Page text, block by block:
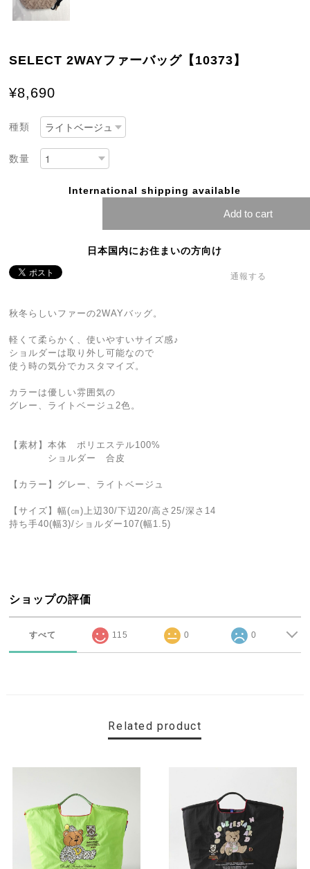
SELECT 2WAYファーバッグ【10373】
¥8,690
種類
数量
International shipping available
Add to cart
日本国内にお住まいの方向け
通報する
秋冬らしいファーの2WAYバッグ。
軽くて柔らかく、使いやすいサイズ感♪
ショルダーは取り外し可能なので
使う時の気分でカスタマイズ。
カラーは優しい雰囲気の
グレー、ライトベージュ2色。
【素材】本体 ポリエステル100%
ショルダー 合皮
【カラー】グレー、ライトベージュ
【サイズ】幅(㎝)上辺30/下辺20/高さ25/深さ14
持ち手40(幅3)/ショルダー107(幅1.5)
ショップの評価
すべて 115 0 0
Related product